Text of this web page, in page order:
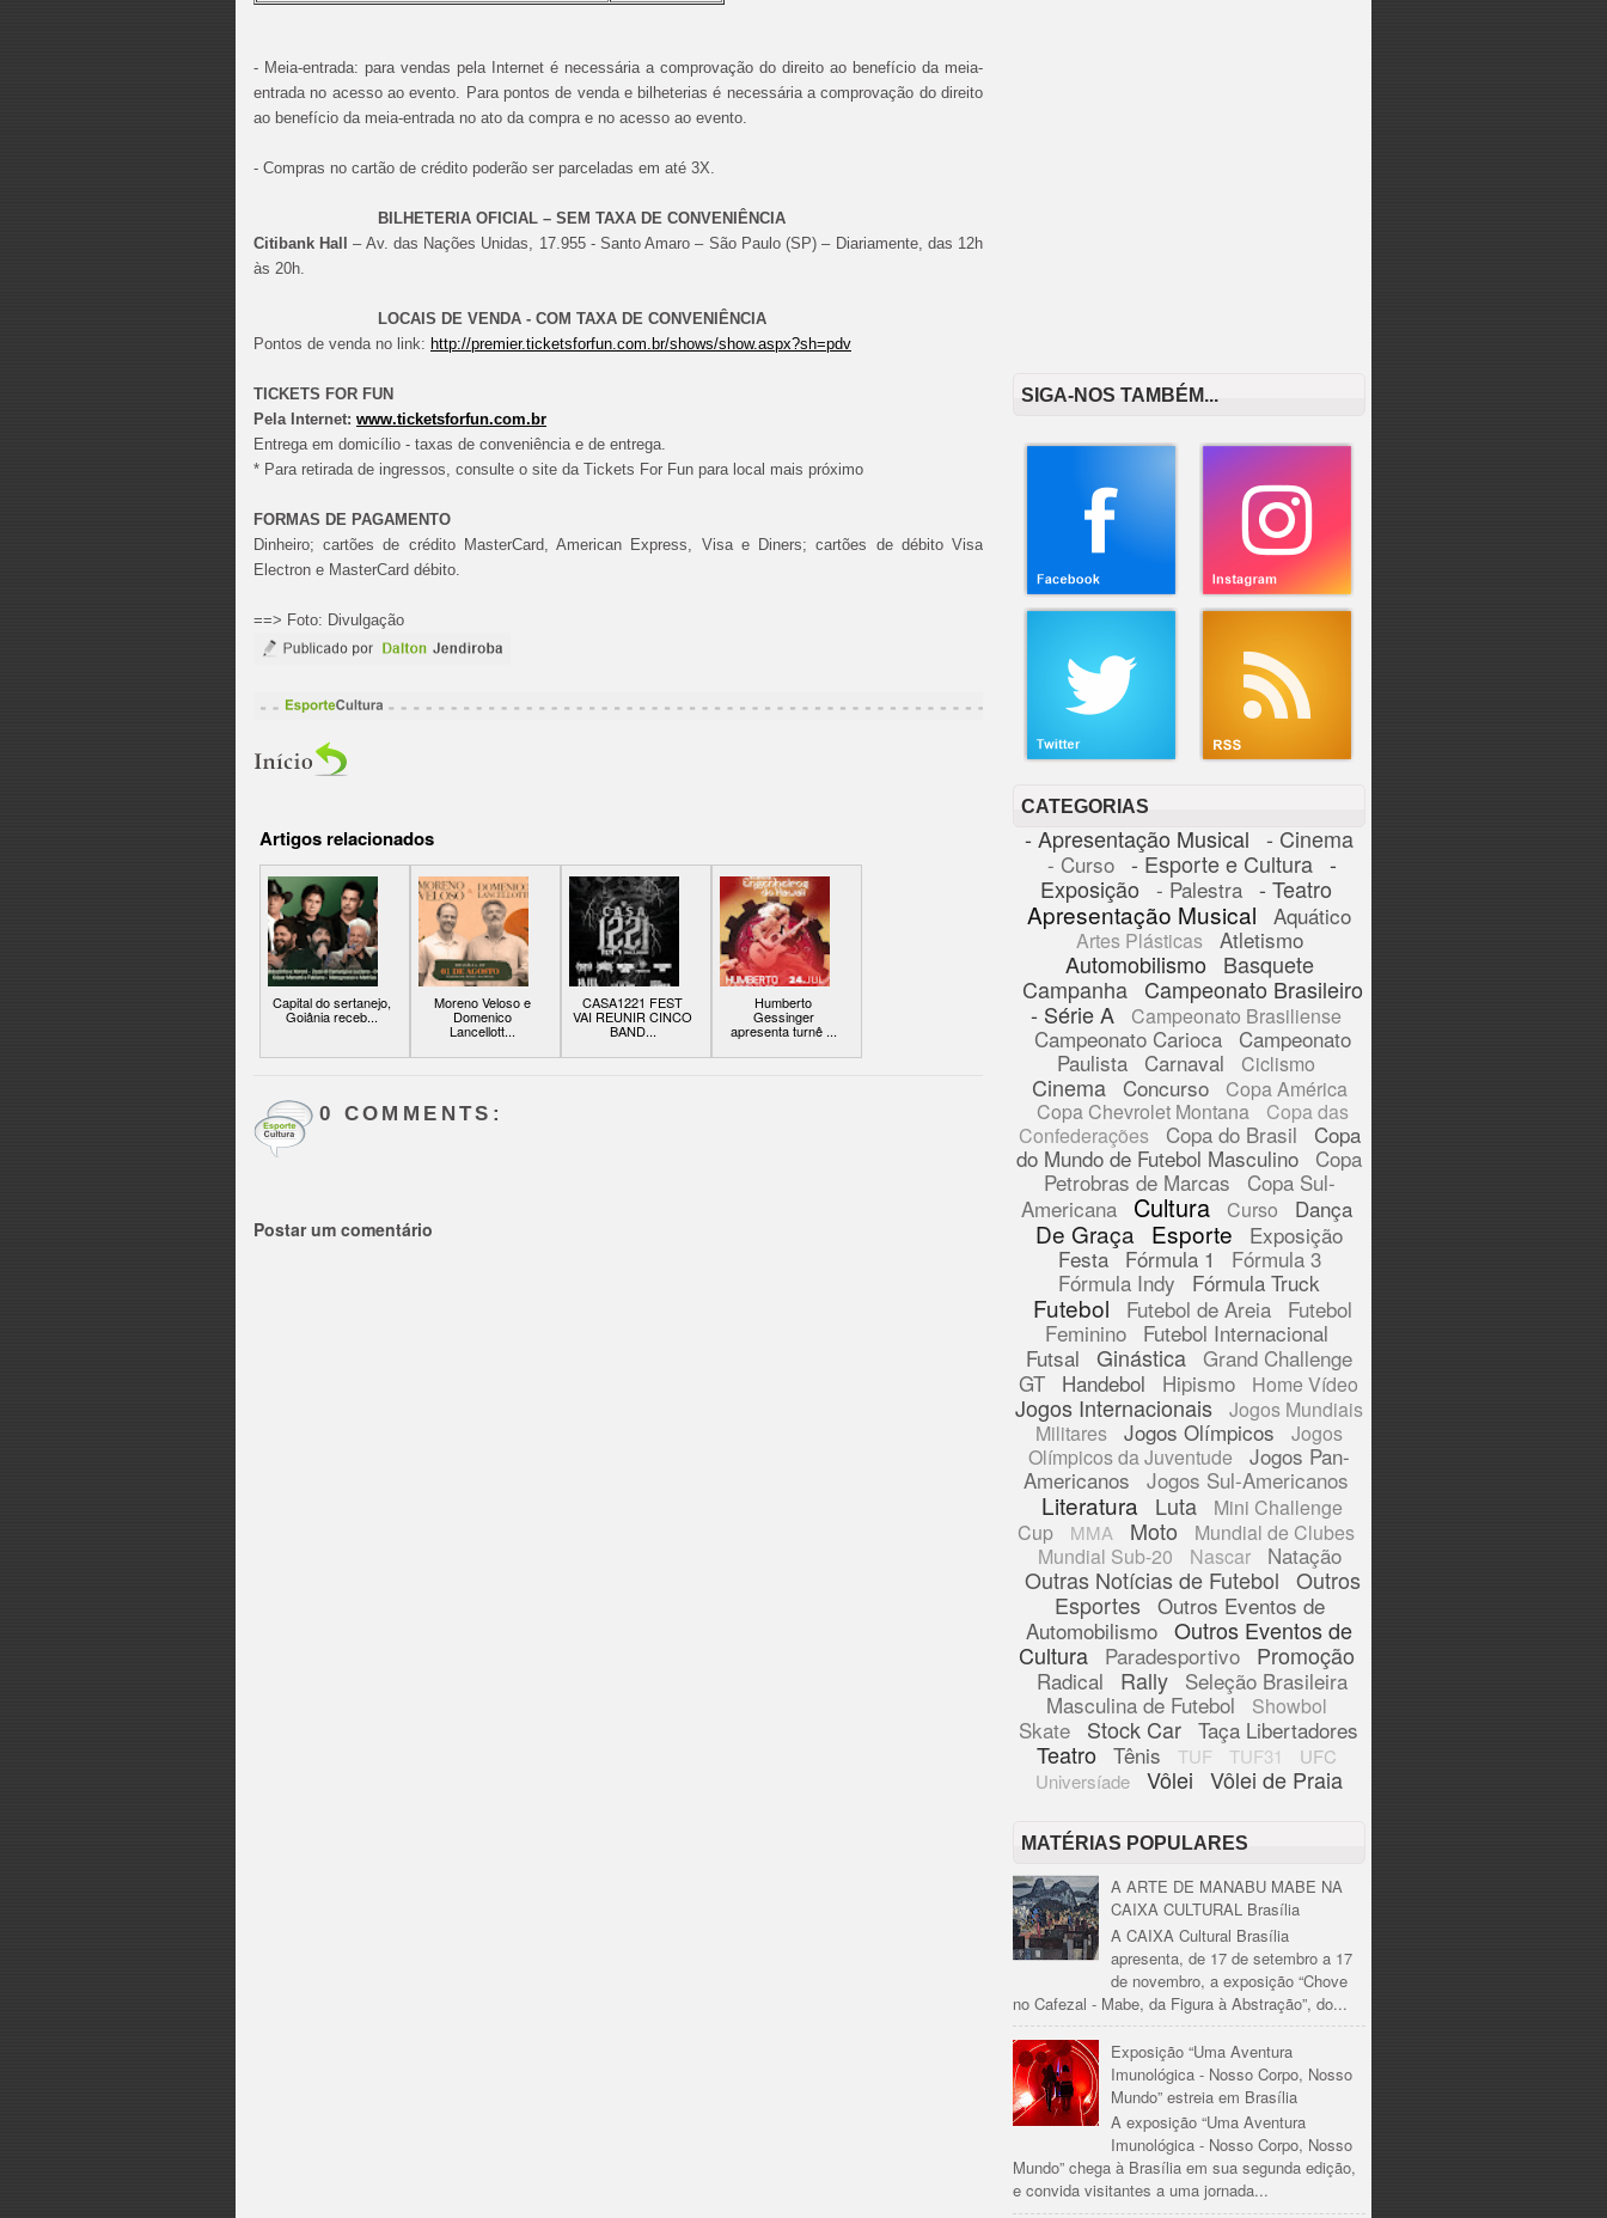
- Meia-entrada: para vendas pela Internet é necessária a comprovação do direito ao benefício da meia-
entrada no acesso ao evento. Para pontos de venda e bilheterias é necessária a comprovação do direito
ao benefício da meia-entrada no ato da compra e no acesso ao evento.
- Compras no cartão de crédito poderão ser parceladas em até 3X.
BILHETERIA OFICIAL – SEM TAXA DE CONVENIÊNCIA
Citibank Hall
– Av. das Nações Unidas, 17.955 - Santo Amaro – São Paulo (SP) – Diariamente, das 12h
às 20h.
LOCAIS DE VENDA - COM TAXA DE CONVENIÊNCIA
Pontos de venda no link: http://premier.ticketsforfun.com.br/shows/show.aspx?sh=pdv
TICKETS FOR FUN
Pela Internet: www.ticketsforfun.com.br
Entrega em domicílio - taxas de conveniência e de entrega.
* Para retirada de ingressos, consulte o site da Tickets For Fun para local mais próximo
FORMAS DE PAGAMENTO
Dinheiro; cartões de crédito MasterCard, American Express, Visa e Diners; cartões de débito Visa
Electron e MasterCard débito.
==> Foto: Divulgação
Artigos relacionados
Capital do sertanejo,
Goiânia receb...
Moreno Veloso e
Domenico
Lancellott...
CASA1221 FEST
VAI REUNIR CINCO
BAND...
Humberto
Gessinger
apresenta turnê ...
0 COMMENTS:
Postar um comentário
SIGA-NOS TAMBÉM...
CATEGORIAS
- Apresentação Musical - Cinema
- Curso - Esporte e Cultura -
Exposição - Palestra - Teatro
Apresentação Musical Aquático
Artes Plásticas Atletismo
Automobilismo
Basquete
Campanha Campeonato Brasileiro
- Série A
Campeonato Brasiliense
Campeonato Carioca
Campeonato
Paulista Carnaval Ciclismo
Cinema Concurso
Copa América
Copa Chevrolet Montana
Copa das
Confederações
Copa do Brasil Copa
do Mundo de Futebol Masculino Copa
Petrobras de Marcas
Copa Sul-
Americana
Cultura Curso Dança
De Graça Esporte
Exposição
Festa
Fórmula 1
Fórmula 3
Fórmula Indy
Fórmula Truck
Futebol Futebol de Areia
Futebol
Feminino
Futebol Internacional
Futsal Ginástica Grand Challenge
GT Handebol Hipismo Home Vídeo
Jogos Internacionais
Jogos Mundiais
Militares
Jogos Olímpicos
Jogos
Olímpicos da Juventude
Jogos Pan-
Americanos Jogos Sul-Americanos
Literatura Luta
Mini Challenge
Cup
MMA Moto
Mundial de Clubes
Mundial Sub-20
Nascar Natação
Outras Notícias de Futebol Outros
Esportes Outros Eventos de
Automobilismo Outros Eventos de
Cultura
Paradesportivo Promoção
Radical Rally Seleção Brasileira
Masculina de Futebol
Showbol
Skate Stock Car Taça Libertadores
Teatro Tênis TUF TUF31
UFC
Universíade
Vôlei Vôlei de Praia
MATÉRIAS POPULARES
A ARTE DE MANABU MABE NA
CAIXA CULTURAL Brasília
A CAIXA Cultural Brasília
apresenta, de 17 de setembro a 17
de novembro, a exposição “Chove
no Cafezal - Mabe, da Figura à Abstração”, do...
Exposição “Uma Aventura
Imunológica - Nosso Corpo, Nosso
Mundo” estreia em Brasília
A exposição “Uma Aventura
Imunológica - Nosso Corpo, Nosso
Mundo” chega à Brasília em sua segunda edição,
e convida visitantes a uma jornada...